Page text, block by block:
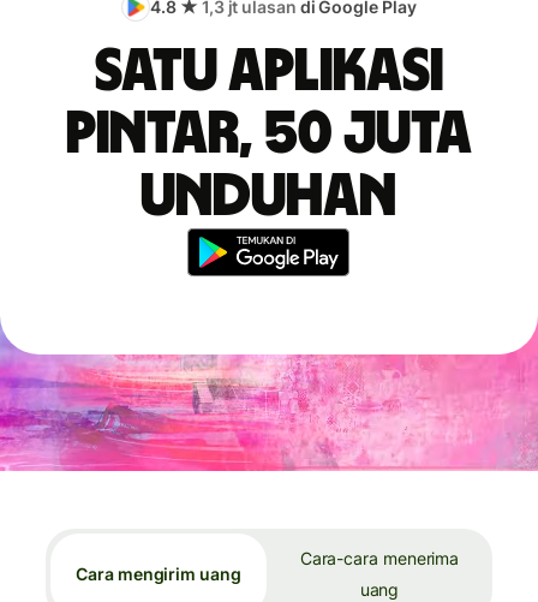
4.8 ★ 1,3 jt ulasan di Google Play
Satu aplikasi
pintar, 50 juta
unduhan
Cara mengirim uang
Cara-cara menerima
uang